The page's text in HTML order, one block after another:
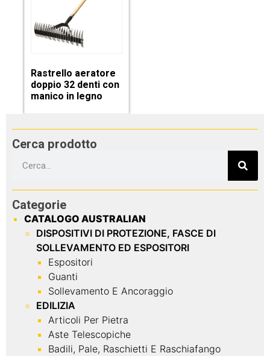
Rastrello aeratore
doppio 32 denti con
manico in legno
Cerca prodotto
Categorie
CATALOGO AUSTRALIAN
DISPOSITIVI DI PROTEZIONE, FASCE DI
SOLLEVAMENTO ED ESPOSITORI
Espositori
Guanti
Sollevamento E Ancoraggio
EDILIZIA
Articoli Per Pietra
Aste Telescopiche
Badili, Pale, Raschietti E Raschiafango